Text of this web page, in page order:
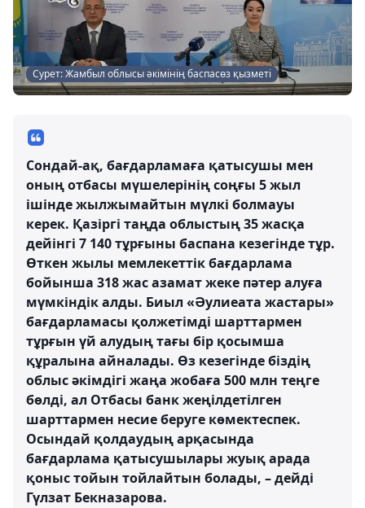
Сурет: Жамбыл облысы әкімінің баспасөз қызметі
Сондай-ақ, бағдарламаға қатысушы мен
оның отбасы мүшелерінің соңғы 5 жыл
ішінде жылжымайтын мүлкі болмауы
керек. Қазіргі таңда облыстың 35 жасқа
дейінгі 7 140 тұрғыны баспана кезегінде тұр.
Өткен жылы мемлекеттік бағдарлама
бойынша 318 жас азамат жеке пәтер алуға
мүмкіндік алды. Биыл «Әулиеата жастары»
бағдарламасы қолжетімді шарттармен
тұрғын үй алудың тағы бір қосымша
құралына айналады. Өз кезегінде біздің
облыс әкімдігі жаңа жобаға 500 млн теңге
бөлді, ал Отбасы банк жеңілдетілген
шарттармен несие беруге көмектеспек.
Осындай қолдаудың арқасында
бағдарлама қатысушылары жуық арада
қоныс тойын тойлайтын болады, – дейді
Гүлзат Бекназарова.